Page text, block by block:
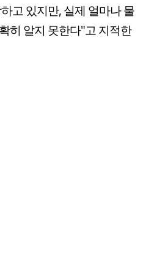
고 있지만, 실제 얼마나 물
히 알지 못한다"고 지적한